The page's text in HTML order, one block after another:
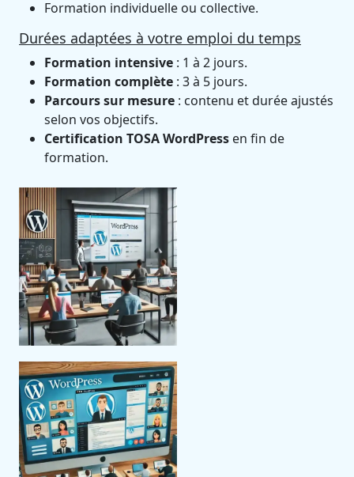
Formation individuelle ou collective.
Durées adaptées à votre emploi du temps
Formation intensive : 1 à 2 jours.
Formation complète : 3 à 5 jours.
Parcours sur mesure : contenu et durée ajustés
selon vos objectifs.
Certification TOSA WordPress en fin de
formation.